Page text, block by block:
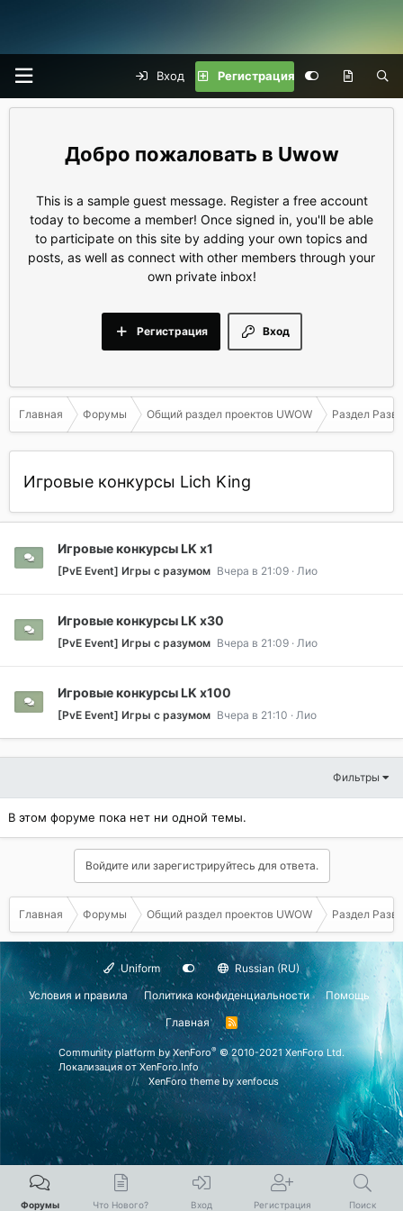
Вход Регистрация
Uwow
This is a sample guest message. Register a free account
today to become a member! Once signed in, you'll be able
to participate on this site by adding your own topics and
posts, as well as connect with other members through your
own private inbox!
Вход
Регистрация
Главная Форумы Общий раздел проектов UWOW Раздел
Игровые конкурсы Lich King
Игровые конкурсы LK х1
[PvE Event] Игры с разумом Вчера в 21:09 Лио
Игровые конкурсы LK х30
[PvE Event] Игры с разумом Вчера в 21:09 Лио
Игровые конкурсы LK х100
[PvE Event] Игры с разумом Вчера в 21:10 Лио
Фильтры
В этом форуме пока нет ни одной темы.
Войдите или зарегистрируйтесь для ответа.
Главная Форумы Общий раздел проектов UWOW Раздел
Uniform
Russian (RU)
Условия и правила
Политика конфиденциальности
Помощь
Главная
R
S
S
Community platform by XenForo® © 2010-2021 XenForo Ltd.
Локализация отXenForo.Info
XenForo themeby xenfocus
Форумы Что Нового? Вход Регистрация Поиск